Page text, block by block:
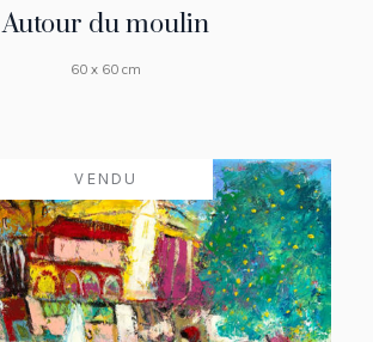
Autour du moulin
60 x 60 cm
VENDU